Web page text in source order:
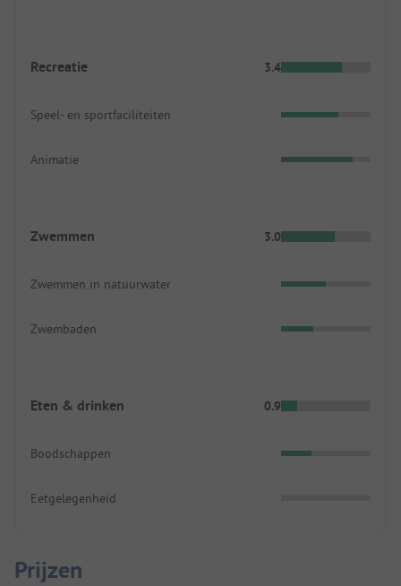
Recreatie 3.4
Speel- en sportfaciliteiten
Animatie
Zwemmen 3.0
Zwemmen in natuurwater
Zwembaden
Eten & drinken 0.9
Boodschappen
Eetgelegenheid
Prijzen